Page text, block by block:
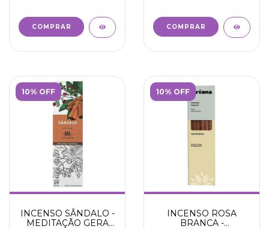
10% OFF
INCENSO SÂNDALO -
MEDITAÇÃO GERA
10% OFF
INCENSO ROSA
BRANCA -